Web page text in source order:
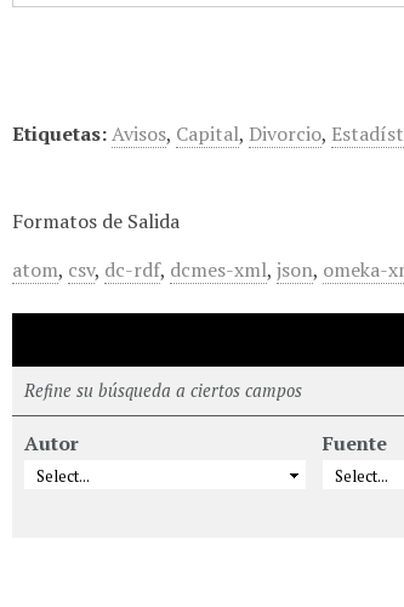
Etiquetas:Avisos, Capital, Divorcio,
Formatos de Salida
atom, csv, dc-rdf, dcmes-xml,json, omeka-
Refine su búsqueda a ciertos campos
Autor Fuente